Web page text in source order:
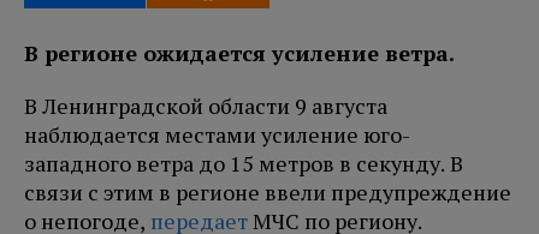
В регионе ожидается усиление ветра.
В Ленинградской области 9 августа
наблюдается местами усиление юго-
западного ветра до 15 метров в секунду. В
связи с этим в регионе ввели предупреждение
о непогоде, передаетМЧС по региону.